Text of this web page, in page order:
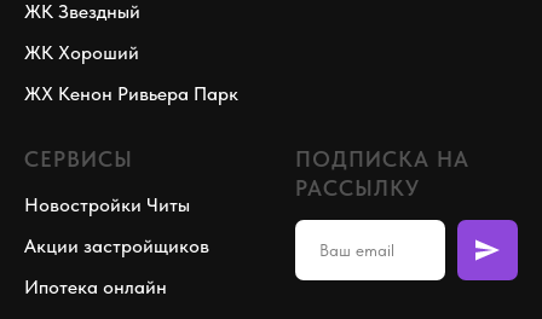
ЖК Звездный
ЖК Хороший
ЖХ Кенон Ривьера Парк
СЕРВИСЫ
Новостройки Читы
Акции застройщиков
Ипотека онлайн
ПОДПИСКА НА
РАССЫЛКУ